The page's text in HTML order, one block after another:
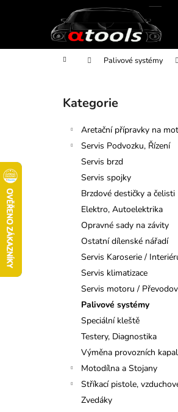
Domů Palivové systémy
Přeskočit
kategorie
Kategorie
Aretační přípravky na
Servis Podvozku, Řízení
Servis brzd
Servis spojky
Brzdové destičky a čelisti
Elektro, Autoelektrika
Opravné sady na závity
Ostatní dílenské nářadí
Servis Karoserie /
Servis klimatizace
Servis motoru /
Palivové systémy
Speciální kleště
Testery, Diagnostika
Výměna provozních
Motodílna a Stojany
Stříkací pistole,
Zvedáky
í
Zpět
do
Zpět
do
MAGNETICKÝ
VYTAHOVAČ 2.25KG/
70 Kč